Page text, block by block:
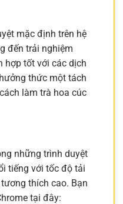
mặc định trên hệ
đến trải nghiệm
hợp tốt với các dịch
thức một tách
làm trà hoa cúc
những trình duyệt
tiếng với tốc độ tải
thích cao. Bạn
tại đây: